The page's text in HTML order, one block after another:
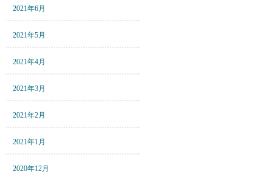
2021年6月
2021年5月
2021年4月
2021年3月
2021年2月
2021年1月
2020年12月